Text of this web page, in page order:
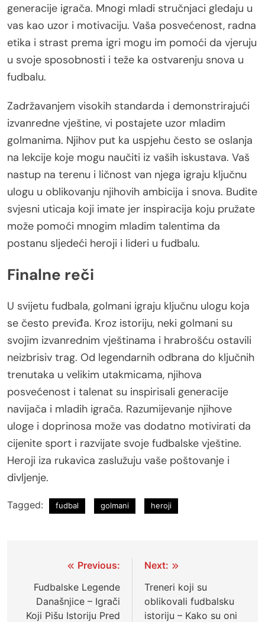
generacije igrača. Mnogi mladi stručnjaci gledaju u
vas kao uzor i motivaciju. Vaša posvećenost, radna
etika i strast prema igri mogu im pomoći da vjeruju
u svoje sposobnosti i teže ka ostvarenju snova u
fudbalu.
Zadržavanjem visokih standarda i demonstrirajući
izvanredne vještine, vi postajete uzor mladim
golmanima. Njihov put ka uspjehu često se oslanja
na lekcije koje mogu naučiti iz vaših iskustava. Vaš
nastup na terenu i ličnost van njega igraju ključnu
ulogu u oblikovanju njihovih ambicija i snova. Budite
svjesni uticaja koji imate jer inspiracija koju pružate
može pomoći mnogim mladim talentima da
postanu sljedeći heroji i lideri u fudbalu.
Finalne reči
U svijetu fudbala, golmani igraju ključnu ulogu koja
se često previđa. Kroz istoriju, neki golmani su
svojim izvanrednim vještinama i hrabrošću ostavili
neizbrisiv trag. Od legendarnih odbrana do ključnih
trenutaka u velikim utakmicama, njihova
posvećenost i talenat su inspirisali generacije
navijača i mladih igrača. Razumijevanje njihove
uloge i doprinosa može vas dodatno motivirati da
cijenite sport i razvijate svoje fudbalske vještine.
Heroji iza rukavica zaslužuju vaše poštovanje i
divljenje.
Tagged: fudbal golmani heroji
navigation
Previous:
Fudbalske Legende
Današnjice – Igrači
Koji Pišu Istoriju Pred
Next:
Treneri koji su
oblikovali fudbalsku
istoriju – Kako su oni